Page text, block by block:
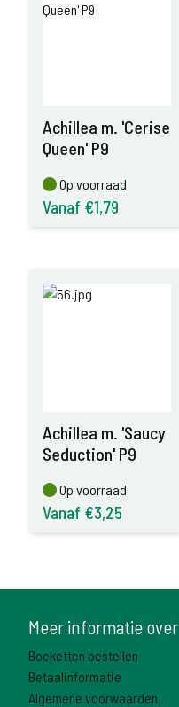
Achillea m. 'Cerise
Queen' P9
Op voorraad
Op voorraad
Vanaf €1,79
Achillea m. 'Saucy
Seduction' P9
Op voorraad
Op voorraad
Vanaf €3,25
Meer informatie over
Boeketten bestellen
Betaalinformatie
Algemene voorwaarden